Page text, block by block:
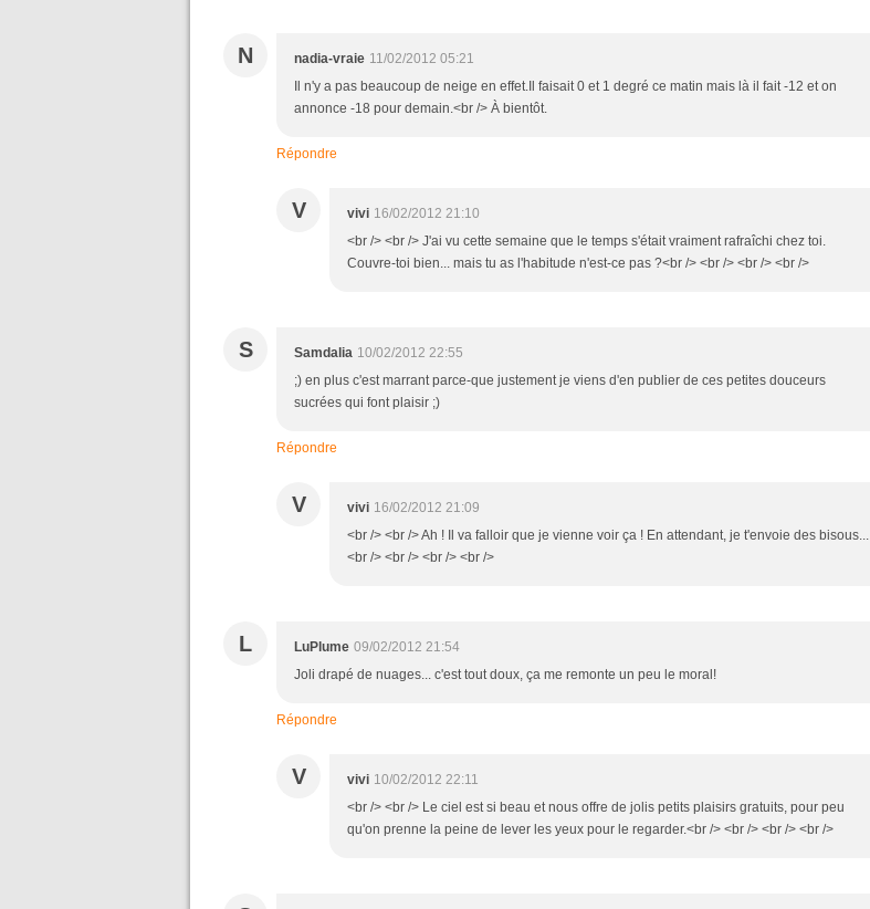
N nadia-vraie 11/02/2012 05:21
Il n'y a pas beaucoup de neige en effet.Il faisait 0 et 1 degré ce matin mais là il fait -12 et on
annonce -18 pour demain.<br /> À bientôt.
Répondre
V vivi 16/02/2012 21:10
<br /> <br /> J'ai vu cette semaine que le temps s'était vraiment rafraîchi chez toi.
Couvre-toi bien... mais tu as l'habitude n'est-ce pas ?<br /> <br /> <br /> <br />
S Samdalia 10/02/2012 22:55
;) en plus c'est marrant parce-que justement je viens d'en publier de ces petites douceurs
sucrées qui font plaisir ;)
Répondre
V vivi 16/02/2012 21:09
<br /> <br /> Ah ! Il va falloir que je vienne voir ça ! En attendant, je t'envoie des bisous...
<br /> <br /> <br /> <br />
L LuPlume 09/02/2012 21:54
Joli drapé de nuages... c'est tout doux, ça me remonte un peu le moral!
Répondre
V vivi 10/02/2012 22:11
<br /> <br /> Le ciel est si beau et nous offre de jolis petits plaisirs gratuits, pour peu
qu'on prenne la peine de lever les yeux pour le regarder.<br /> <br /> <br /> <br />